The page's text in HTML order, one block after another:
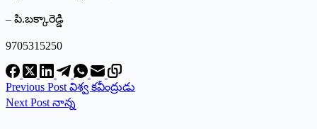
– పి.బక్కారెడ్డి
9705315250
Previous Post విశ్వ కవీంద్రుడు
Next Post నాన్న